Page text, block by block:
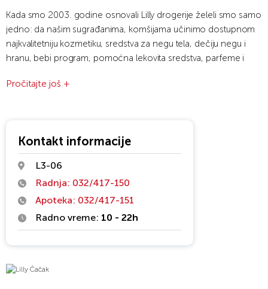
Kada smo 2003. godine osnovali Lilly drogerije želeli smo samo
jedno: da našim sugrađanima, komšijama učinimo dostupnom
najkvalitetniju kozmetiku, sredstva za negu tela, dečiju negu i
hranu, bebi program, pomoćna lekovita sredstva, parfeme i
mogu da ponude i veliki izbor lekova po najpovoljnim cenama.
Uspeh je rezultat ispunjenja želja sa početka ove priče i želja
koje ste nam tokom prethodnih godina iskazivali. Radimo na
tome da i njih ispunimo.
Pročitajte još +
Kontakt informacije
L3-06
Radnja: 032/417-150
Apoteka: 032/417-151
Radno vreme: 10 - 22h